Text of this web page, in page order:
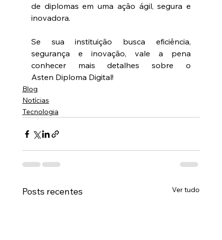
de diplomas em uma ação ágil, segura e
inovadora.
Se sua instituição busca eficiência,
segurança e inovação, vale a pena
conhecer mais detalhes sobre o
Asten Diploma Digital!
Blog
Notícias
Tecnologia
Posts recentes Ver tudo